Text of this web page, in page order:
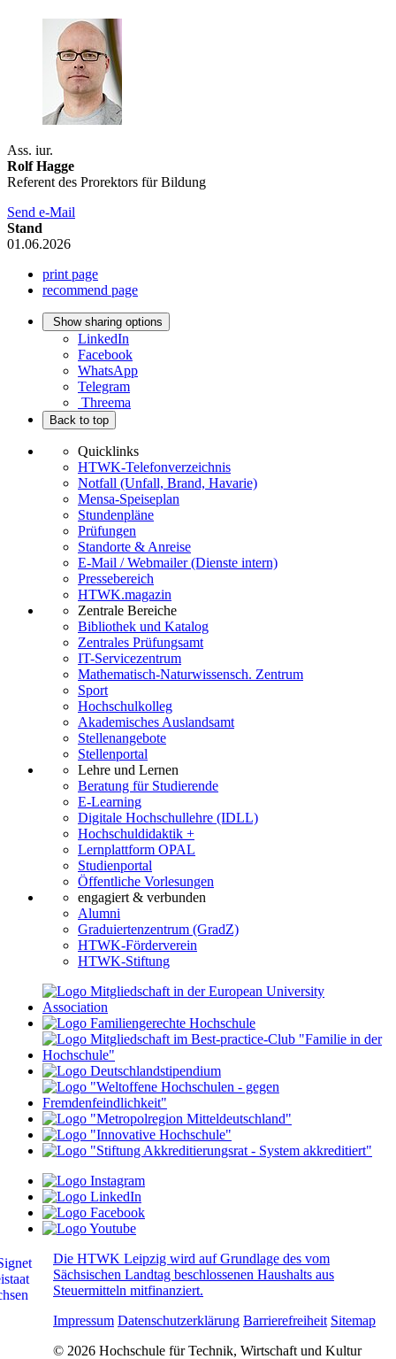
Ass. iur.
Rolf Hagge
Referent des Prorektors für Bildung
Send e-Mail
Stand
01.06.2026
print page
recommend page
Show sharing options
LinkedIn
Facebook
WhatsApp
Telegram
Threema
Back to top
Quicklinks
HTWK-Telefonverzeichnis
Notfall (Unfall, Brand, Havarie)
Mensa-Speiseplan
Stundenpläne
Prüfungen
Standorte & Anreise
E-Mail / Webmailer (Dienste intern)
Pressebereich
HTWK.magazin
Zentrale Bereiche
Bibliothek und Katalog
Zentrales Prüfungsamt
IT-Servicezentrum
Mathematisch-Naturwissensch. Zentrum
Sport
Hochschulkolleg
Akademisches Auslandsamt
Stellenangebote
Stellenportal
Lehre und Lernen
Beratung für Studierende
E-Learning
Digitale Hochschullehre (IDLL)
Hochschuldidaktik +
Lernplattform OPAL
Studienportal
Öffentliche Vorlesungen
engagiert & verbunden
Alumni
Graduiertenzentrum (GradZ)
HTWK-Förderverein
HTWK-Stiftung
Die HTWK Leipzig wird auf Grundlage des vom
Sächsischen Landtag beschlossenen Haushalts aus
Steuermitteln mitfinanziert.
Impressum Datenschutzerklärung Barrierefreiheit Sitemap
© 2026 Hochschule für Technik, Wirtschaft und Kultur